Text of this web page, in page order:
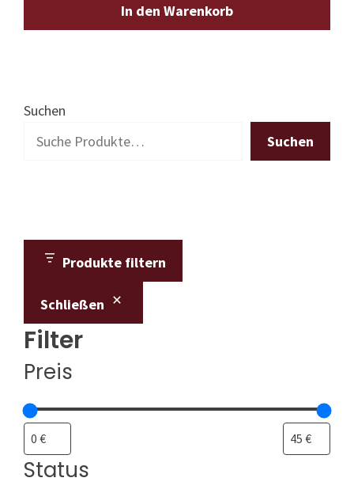
In den Warenkorb
Suchen
Suchen
Produkte filtern
Schließen
Filter
Preis
Status